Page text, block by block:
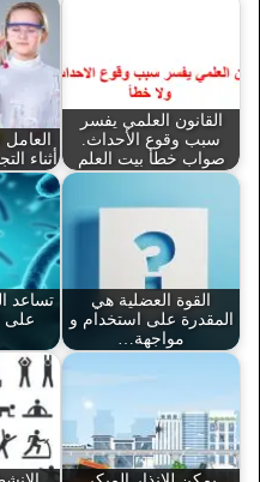
القانون العلمي يفسر
سبب وقوع الأحداث.
صواب خطأ بيت العلم
العامل
أثناء
القوة العضلية هي
المقدرة على استخدام و
مواجهة…
تساعد
على